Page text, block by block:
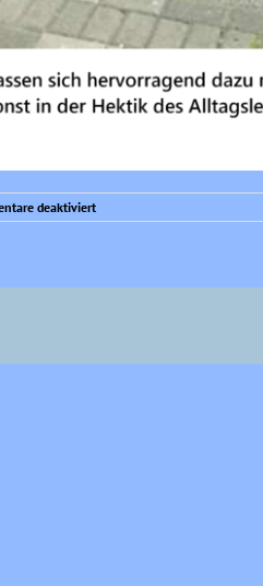
deaktiviertfür
Problematische